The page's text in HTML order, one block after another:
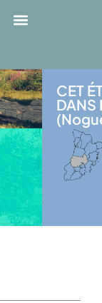
CET
DANS